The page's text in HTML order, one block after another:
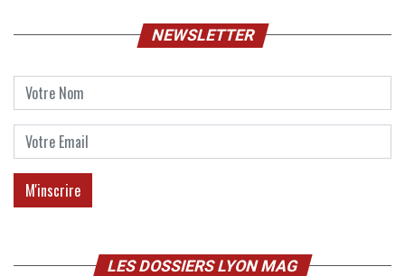
NEWSLETTER
LES DOSSIERS LYON MAG